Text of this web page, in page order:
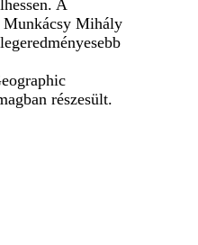
A
Munkácsy Mihály
részesült.